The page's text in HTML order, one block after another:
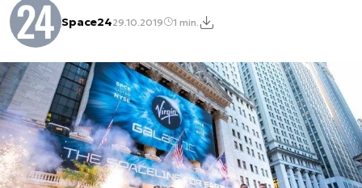
Space2429.10.2019 1 min.